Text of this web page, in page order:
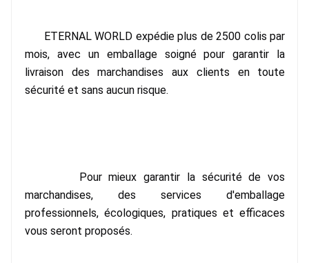
ETERNAL WORLD expédie plus de 2500 colis par
mois, avec un emballage soigné pour garantir la
livraison des marchandises aux clients en toute
sécurité et sans aucun risque.
Pour mieux garantir la sécurité de vos
marchandises, des services d'emballage
professionnels, écologiques, pratiques et efficaces
vous seront proposés.